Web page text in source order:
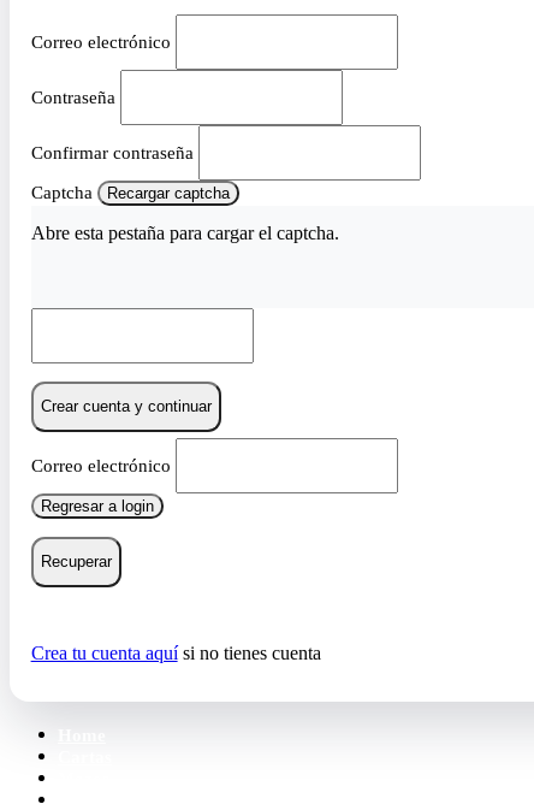
Correo electrónico
Contraseña
Confirmar contraseña
Captcha Recargar captcha
Abre esta pestaña para cargar el captcha.
Crear cuenta y continuar
Correo electrónico
Regresar a login
Recuperar
Crea tu cuenta aquísi no tienes cuenta